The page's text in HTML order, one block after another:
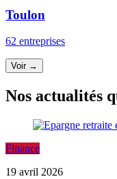
Toulon
62 entreprises
Voir →
Nos actualités
Finance
19 avril 2026